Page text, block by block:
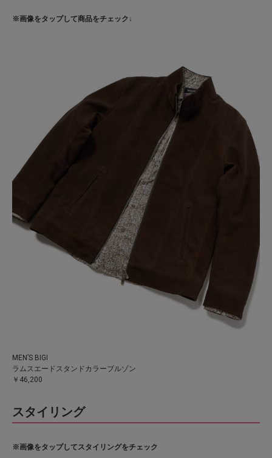
※画像をタップして商品をチェック↓
MEN’S BIGI
ラムスエードスタンドカラーブルゾン
￥46,200
スタイリング
※画像をタップしてスタイリングをチェック